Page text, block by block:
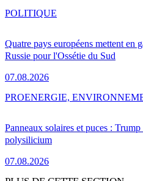
Quatre pays européens mettent en
Russie pour l'Ossétie du Sud
07.08.2026
POLITIQUE
Panneaux solaires et puces :
polysilicium
07.08.2026
PROENERGIE,